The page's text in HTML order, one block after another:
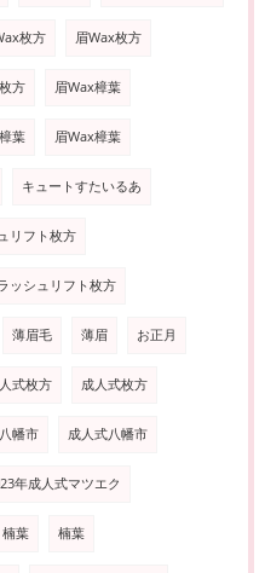
枚方 眉Wax枚方
方 眉Wax樟葉
葉 眉Wax樟葉
キュートすたいるあ
リフト枚方
ッシュリフト枚方
薄眉毛 薄眉 お正月
式枚方 成人式枚方
幡市 成人式八幡市
年成人式マツエク
楠葉 楠葉